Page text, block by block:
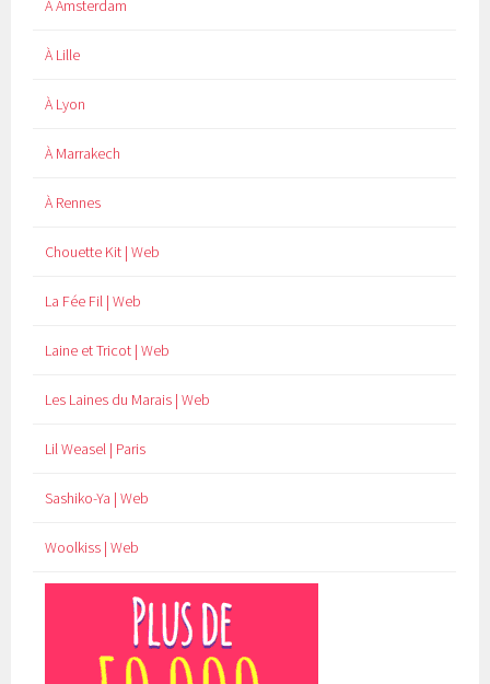
À Amsterdam
À Lille
À Lyon
À Marrakech
À Rennes
Chouette Kit | Web
La Fée Fil | Web
Laine et Tricot | Web
Les Laines du Marais | Web
Lil Weasel | Paris
Sashiko-Ya | Web
Woolkiss | Web